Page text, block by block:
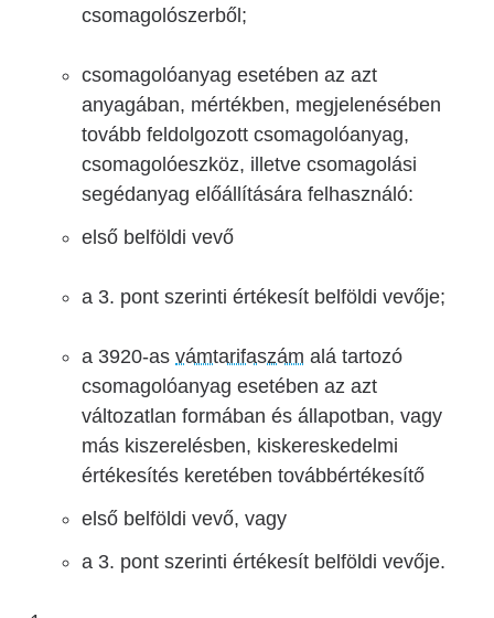
csomagolószerből;
csomagolóanyag esetében az azt
anyagában, mértékben, megjelenésében
tovább feldolgozott csomagolóanyag,
csomagolóeszköz, illetve csomagolási
segédanyag előállítására felhasználó:
első belföldi vevő
a 3. pont szerinti értékesít belföldi vevője;
a 3920-as vámtarifaszám alá tartozó
csomagolóanyag esetében az azt
változatlan formában és állapotban, vagy
más kiszerelésben, kiskereskedelmi
értékesítés keretében továbbértékesítő
első belföldi vevő, vagy
a 3. pont szerinti értékesít belföldi vevője.